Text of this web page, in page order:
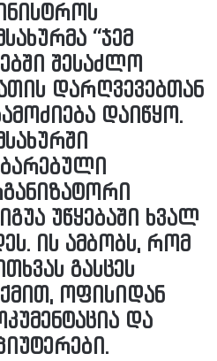
“ჯემ
შესაძლო
დარღვევებთან
დაიწყო.
უწყებაში ხვალ
ის ამბობს, რომ
გასცეს
ოფისიდან
და